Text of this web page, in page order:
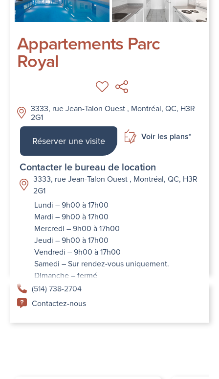
Appartements Parc
Royal
3333, rue Jean-Talon Ouest , Montréal, QC, H3R
2G1
Réserver une visite Voir les plans*
Contacter le bureau de location
3333, rue Jean-Talon Ouest , Montréal, QC, H3R
2G1
Lundi – 9h00 à 17h00
Mardi – 9h00 à 17h00
Mercredi – 9h00 à 17h00
Jeudi – 9h00 à 17h00
Vendredi – 9h00 à 17h00
Samedi – Sur rendez-vous uniquement.
Dimanche – fermé
(514) 738-2704
Contactez-nous